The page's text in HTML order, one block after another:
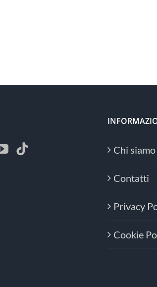
Chi siamo
Contatti
Privacy
Cookie